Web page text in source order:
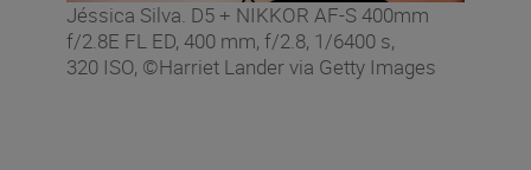
Jéssica Silva. D5 + NIKKOR AF-S 400mm
f/2.8E FL ED, 400 mm, f/2.8, 1/6400 s,
320 ISO, ©Harriet Lander via Getty Images